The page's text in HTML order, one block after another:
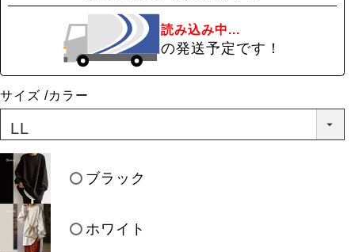
読み込み中...
の発送予定です！
サイズ カラー
ブラック
ホワイト